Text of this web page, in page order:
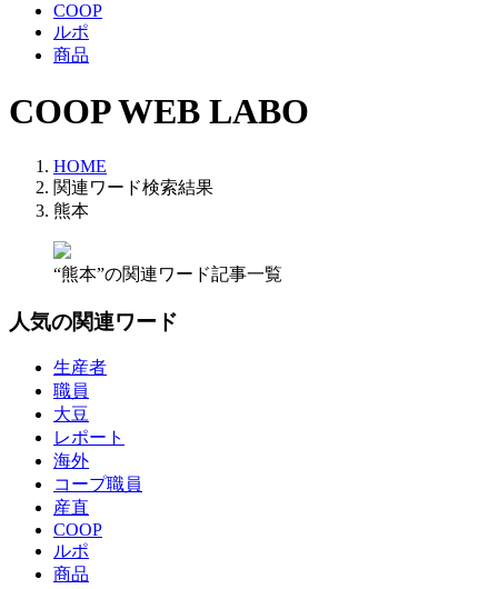
COOP
ルポ
商品
COOP WEB LABO
HOME
関連ワード検索結果
熊本
“熊本”の関連ワード記事一覧
人気の関連ワード
生産者
職員
大豆
レポート
海外
コープ職員
産直
COOP
ルポ
商品